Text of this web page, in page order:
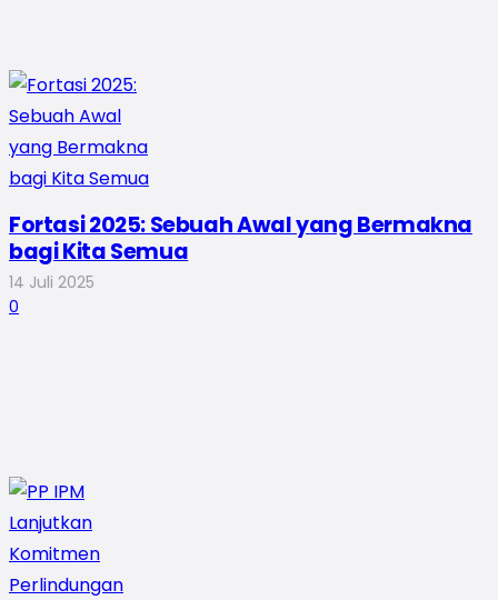
Fortasi 2025: Sebuah Awal yang Bermakna
bagi Kita Semua
14 Juli 2025
0